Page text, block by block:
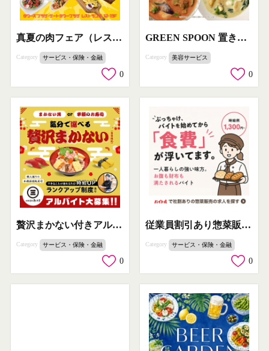
真夏の肉フェア（レストラン街の期間限定グルメイベント）
Category サービス・保険・金融
0
GREEN SPOON 置き換えスープのダイエットプラン
Category 美容サービス
0
贅沢まかない付きアルバイト募集
Category サービス・保険・金融
0
従業員割引あり惣菜販売アルバイト
Category サービス・保険・金融
0